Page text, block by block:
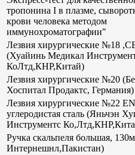
тропонина I в плазме,
крови человека методом
иммунохроматографии"
Лезвия хирургические №18
(Хуайинь Медикал
КоЛтд,КНР,Китай)
Лезвия хирургические №20
Хоспитал Продактс, Германия)
Лезвия хирургические №22
углеродистая сталь (Яньчэн
Инструментс
Ручка скальпеля большая,
Интернешнл,Пакистан)